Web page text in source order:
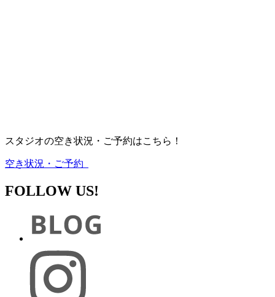
スタジオの空き状況・ご予約はこちら！
空き状況・ご予約
FOLLOW US!